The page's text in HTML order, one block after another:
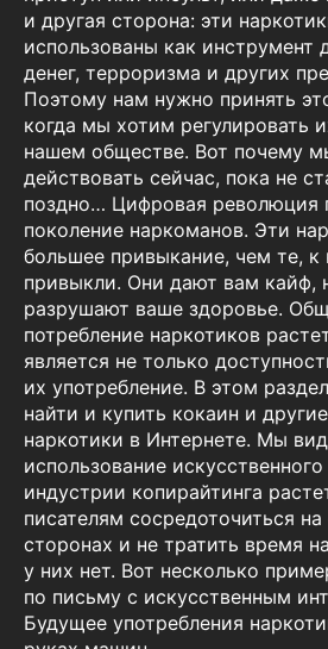
и другая сторона: эти
использованы как инструмент
денег, терроризма и других
Поэтому нам нужно принять
когда мы хотим регулировать
нашем обществе. Вот почему
действовать сейчас, пока не
поздно… Цифровая революция
поколение наркоманов. Эти
большее привыкание, чем те,
привыкли. Они дают вам кайф,
разрушают ваше здоровье.
потребление наркотиков
является не только
их употребление. В этом
найти и купить кокаин и
наркотики в Интернете. Мы
использование
индустрии копирайтинга
писателям сосредоточиться
сторонах и не тратить время
у них нет. Вот несколько
по письму с искусственным
Будущее употребления